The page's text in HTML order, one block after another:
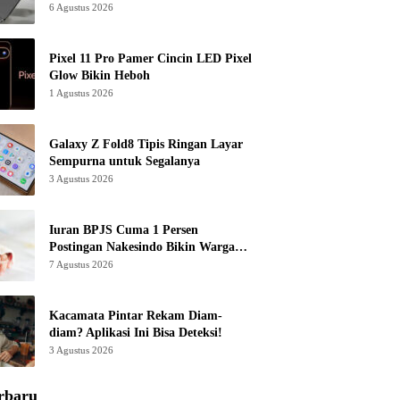
6 Agustus 2026
Pixel 11 Pro Pamer Cincin LED Pixel
Glow Bikin Heboh
1 Agustus 2026
Galaxy Z Fold8 Tipis Ringan Layar
Sempurna untuk Segalanya
3 Agustus 2026
Iuran BPJS Cuma 1 Persen
Postingan Nakesindo Bikin Warganet
Murka
7 Agustus 2026
Kacamata Pintar Rekam Diam-
diam? Aplikasi Ini Bisa Deteksi!
3 Agustus 2026